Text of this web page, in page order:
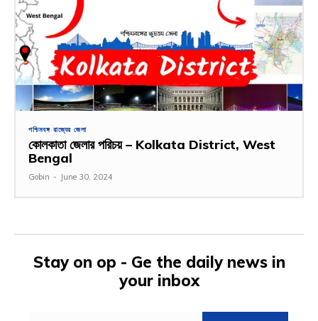
পশ্চিমবঙ্গ রাজ্যের জেলা
কোলকাতা জেলার পরিচয় – Kolkata District, West
Bengal
Gobin - June 30, 2024
Stay on op - Ge the daily news in
your inbox